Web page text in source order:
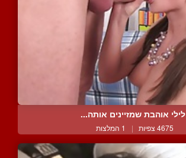
לילי אוהבת שמזיינים אותה...
4675 צפיות | 1 המלצות